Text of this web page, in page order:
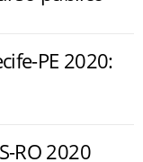
PE 2020:
RO 2020